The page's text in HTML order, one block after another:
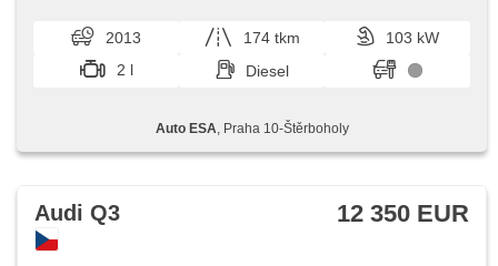
Stabilitätsprogramm (ESP), Scheibenwischersensor,
Nebelscheinwerfer, ABS, Antriebsschlupfregelung (ASR),
parkovací senzory zadní, isofix, elektronická ruční brzda, 6x
víkendů a svátků) 9.00...
2013 174 tkm
103 kW
2 l
Diesel
Auto ESA , Praha 10-Štěrboholy
Audi Q3 12 350 EUR